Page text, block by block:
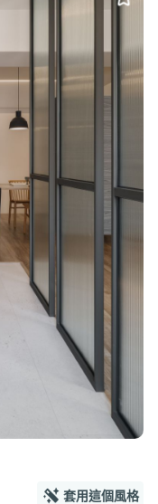
套用這個風格